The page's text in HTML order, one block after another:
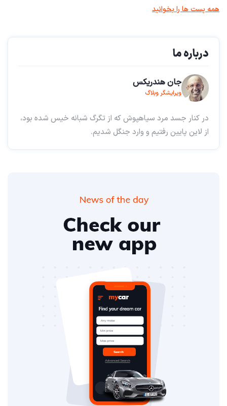
همه پست ها را بخوانید
درباره ما
جان هندریکس
ویرایشگر وبلاگ
در کنار جسد مرد سیاهپوش که از تگرگ شبانه خیس شده بود،
از لاین پایین رفتیم و وارد جنگل شدیم.